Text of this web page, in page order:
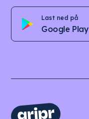
Last ned på
Google Play